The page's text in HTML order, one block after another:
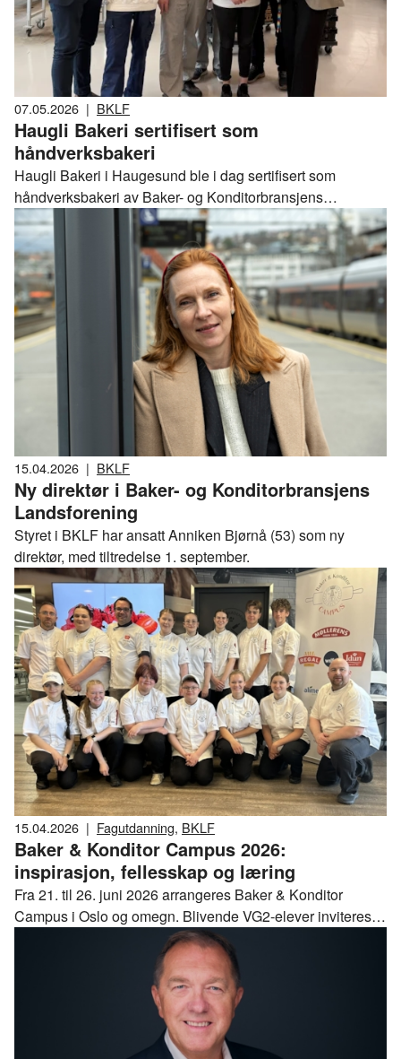
07.05.2026 | BKLF
Haugli Bakeri sertifisert som
håndverksbakeri
Haugli Bakeri i Haugesund ble i dag sertifisert som
håndverksbakeri av Baker- og Konditorbransjens
Landsforening (BKLF). Sertifiseringen skal gjøre det lettere
for forbrukere å skille mellom ekte håndverksbakerier hvor
varene produseres i bakeriet, og de som betegnes som
bakeri, men som selger bakeoff-produkter, fra fryst deig
importert fra utlandet.
15.04.2026 | BKLF
Ny direktør i Baker- og Konditorbransjens
Landsforening
Styret i BKLF har ansatt Anniken Bjørnå (53) som ny
direktør, med tiltredelse 1. september.
15.04.2026 | Fagutdanning, BKLF
Baker & Konditor Campus 2026:
inspirasjon, fellesskap og læring
Fra 21. til 26. juni 2026 arrangeres Baker & Konditor
Campus i Oslo og omegn. Blivende VG2-elever inviteres til
en unik faglig og sosial møteplass for unge som ønsker å
satse på en fremtid som baker eller konditor.